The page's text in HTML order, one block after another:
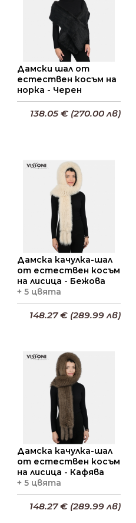
Дамски шал от
естествен косъм на
норка - Черен
138.05 € (270.00 лв)
Дамска качулка-шал
от естествен косъм
на лисица - Бежова
+ 5 цвята
Добави в кошницата
148.27 € (289.99 лв)
Дамска качулка-шал
от естествен косъм
на лисица - Кафява
+ 5 цвята
148.27 € (289.99 лв)